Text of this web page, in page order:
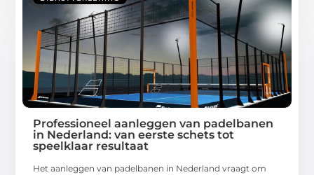
Professioneel aanleggen van padelbanen
in Nederland: van eerste schets tot
speelklaar resultaat
Het aanleggen van padelbanen in Nederland vraagt om